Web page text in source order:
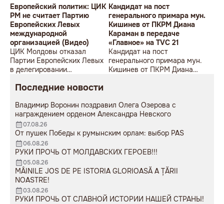
Европейский политик: ЦИК
РМ не считает Партию
Европейских Левых
международной
организацией (Видео)
ЦИК Молдовы отказал
Партии Европейских Левых
в делегировании
ноября. Об этом заявил один
председатель Рабочей
партии Венгрии Аттила
Вайнаи, сообщает eNews.
Кандидат на пост
генерального примара мун.
Кишинев от ПКРМ Диана
Караман в передаче
«Главное» на TVC 21
Кандидат на пост
генерального примара мун.
Кишинев от ПКРМ Диана
Последние новости
Владимир Воронин поздравил Олега Озерова с
награждением орденом Александра Невского
07.08.26
От пушек Победы к румынским орлам: выбор PAS
06.08.26
РУКИ ПРОЧЬ ОТ МОЛДАВСКИХ ГЕРОЕВ!!!
05.08.26
MÂINILE JOS DE PE ISTORIA GLORIOASĂ A ȚĂRII
NOASTRE!
03.08.26
РУКИ ПРОЧЬ ОТ СЛАВНОЙ ИСТОРИИ НАШЕЙ СТРАНЫ!